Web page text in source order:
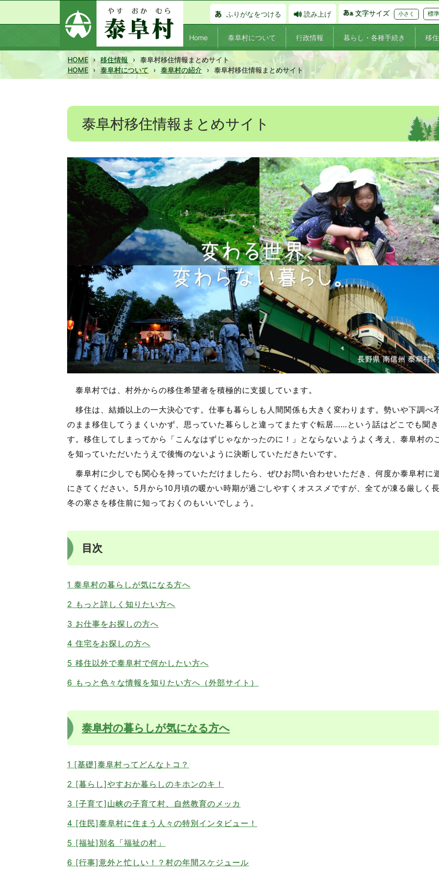
ふりがなをつける 読み上げ 文字サイズ 小さく 標準
Home 泰阜村について 行政情報 暮らし・各種手続き 移
HOME › 移住情報 ›
泰阜村移住情報まとめサイト
HOME
› 泰阜村について › 泰阜村の紹介 › 泰阜村移住情報まとめサイト
泰阜村移住情報まとめサイト
泰阜村では、村外からの移住希望者を積極的に支援しています。
移住は、結婚以上の一大決心です。仕事も暮らしも人間関係も大きく変わります。勢いや下調べ
のまま移住してうまくいかず、思っていた暮らしと違ってまたすぐ転居……という話はどこでも聞
す。移住してしまってから「こんなはずじゃなかったのに！」とならないようよく考え、泰阜村の
を知っていただいたうえで後悔のないように決断していただきたいです。
泰阜村に少しでも関心を持っていただけましたら、ぜひお問い合わせいただき、何度か泰阜村に
にきてください。5月から10月頃の暖かい時期が過ごしやすくオススメですが、全てが凍る厳しく
冬の寒さを移住前に知っておくのもいいでしょう。
目次
1 泰阜村の暮らしが気になる方へ
2 もっと詳しく知りたい方へ
3 お仕事をお探しの方へ
4 住宅をお探しの方へ
5 移住以外で泰阜村で何かしたい方へ
6 もっと色々な情報を知りたい方へ（外部サイト）
泰阜村の暮らしが気になる方へ
1 [基礎]泰阜村ってどんなトコ？
2 [暮らし]やすおか暮らしのキホンのキ！
3 [子育て]山峡の子育て村、自然教育のメッカ
4 [住民]泰阜村に住まう人々の特別インタビュー！
5 [福祉]別名「福祉の村」
6 [行事]意外と忙しい！？村の年間スケジュール